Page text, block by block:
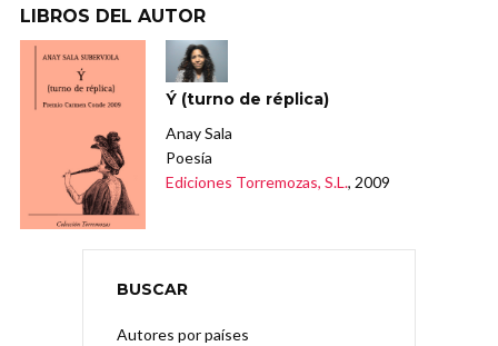
LIBROS DEL AUTOR
Ý (turno de réplica)
Anay Sala
Poesía
Ediciones Torremozas, S.L., 2009
BUSCAR
Autores por países